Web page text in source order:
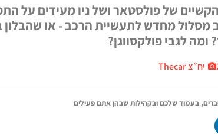
של פולסטאר ושל ניו מעידים על
מסלול מחדש לתעשיית הרכב - או שהבלון
לגבי פולקסווגן?
יח״צ Thecar
בעמוד שלכם ובקהילות שבהן אתם פעילים